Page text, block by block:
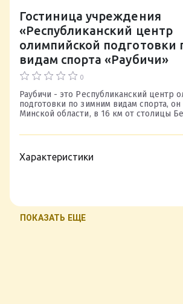
Гостиница учреждения
«Республиканский центр
олимпийской подготовки
видам спорта «Раубичи»
0
Раубичи - это Республиканский центр
подготовки по зимним видам спорта,
Минской области, в 16 км от столицы
Характеристики
ПОКАЗАТЬ ЕЩЕ